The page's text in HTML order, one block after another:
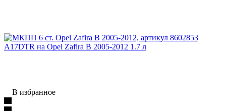
В избранное